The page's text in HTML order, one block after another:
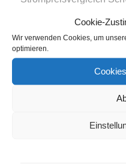
Cookie-
Wir verwenden Cookies, um
optimieren.
Strompreisvergleich
Wachenheim
Eintrag teilen